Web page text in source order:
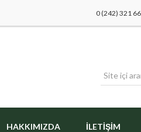
0 (242) 321
HAKKIMIZDA İLETIŞIM